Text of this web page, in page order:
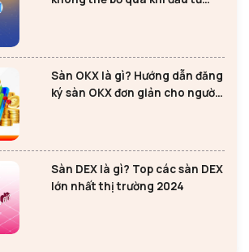
Sàn OKX là gì? Hướng dẫn đăng
ký sàn OKX đơn giản cho người
Sàn DEX là gì? Top các sàn DEX
lớn nhất thị trường 2024